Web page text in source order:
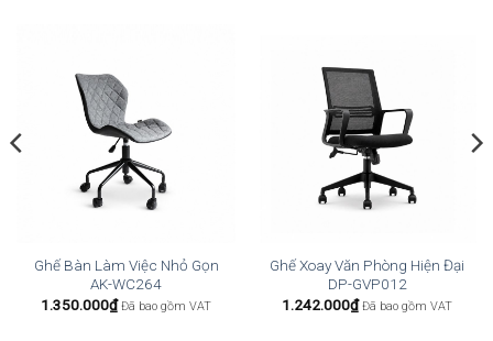
Ghế Bàn Làm Việc Nhỏ Gọn
AK-WC264
1.350.000₫ Đã bao gồm VAT
Ghế Xoay Văn Phòng Hiện Đại
DP-GVP012
1.242.000₫ Đã bao gồm VAT